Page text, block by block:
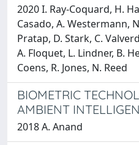
2020 I. Ray-Coquard, H.
Casado, A. Westermann,
Pratap, D. Stark, C.
A. Floquet, L. Lindner, B.
Coens, R. Jones, N. Reed
BIOMETRIC
AMBIENT
2018 A. Anand